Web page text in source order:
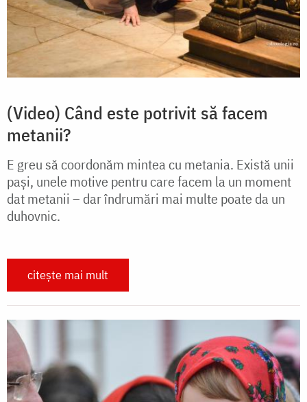
(Video) Când este potrivit să facem
metanii?
E greu să coordonăm mintea cu metania. Există unii
pași, unele motive pentru care facem la un moment
dat metanii – dar îndrumări mai multe poate da un
duhovnic.
citește mai mult